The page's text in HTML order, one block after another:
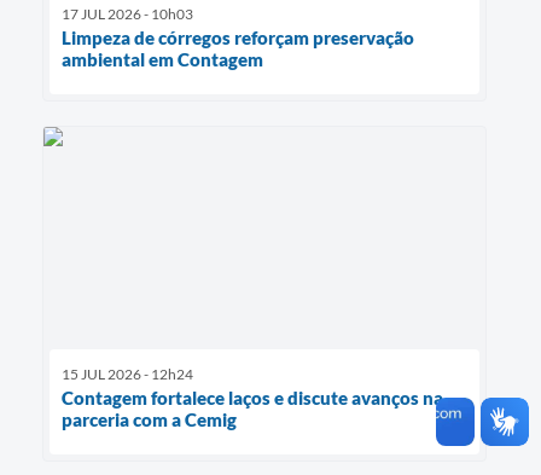
17 JUL 2026 - 10h03
Limpeza de córregos reforçam preservação
ambiental em Contagem
15 JUL 2026 - 12h24
Contagem fortalece laços e discute avanços na
parceria com a Cemig